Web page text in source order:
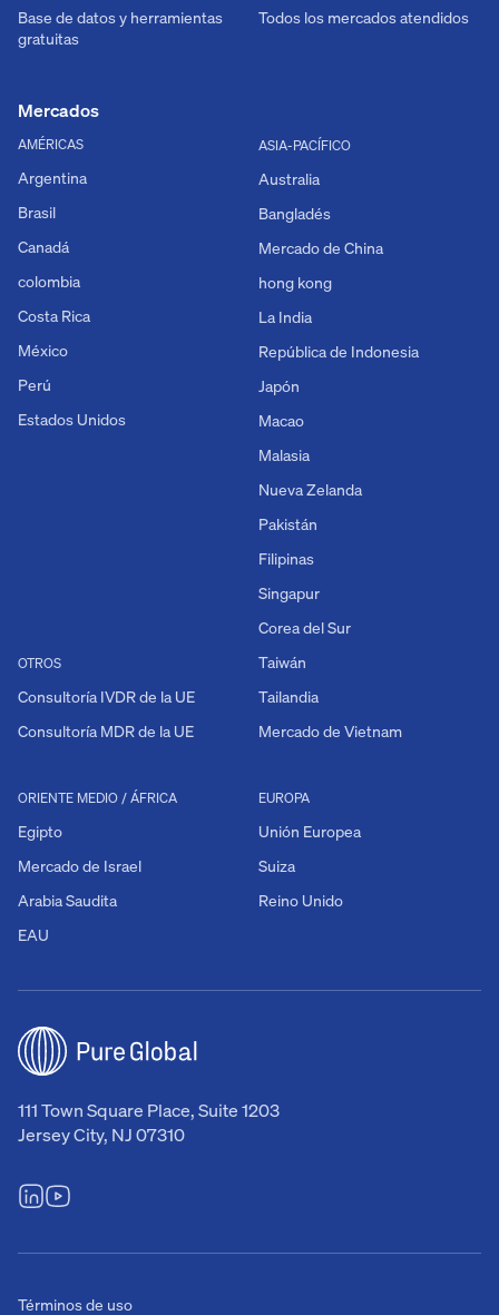
111 Town Square Place, Suite 1203
Jersey City, NJ 07310
Base de datos y herramientas
gratuitas
Todos los mercados atendidos
Mercados
AMÉRICAS
Argentina
Brasil
Canadá
colombia
Costa Rica
México
Perú
Estados Unidos
OTROS
Consultoría IVDR de la UE
Consultoría MDR de la UE
EUROPA
Unión Europea
Suiza
Reino Unido
ORIENTE MEDIO / ÁFRICA
Egipto
Mercado de Israel
Arabia Saudita
EAU
ASIA-PACÍFICO
Australia
Bangladés
Mercado de China
hong kong
La India
República de Indonesia
Japón
Macao
Malasia
Nueva Zelanda
Pakistán
Filipinas
Singapur
Corea del Sur
Taiwán
Tailandia
Mercado de Vietnam
Términos de uso